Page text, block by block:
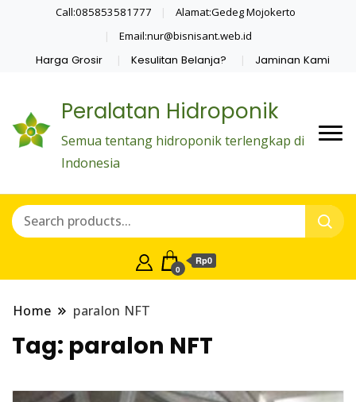
Call:085853581777
Alamat:Gedeg Mojokerto
Email:nur@bisnisant.web.id
Harga Grosir Kesulitan Belanja? Jaminan Kami
Peralatan Hidroponik
Semua tentang hidroponik terlengkap di
Indonesia
0
Rp0
Home paralon NFT
Tag: paralon NFT